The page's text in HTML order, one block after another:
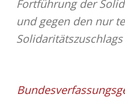
Fortführung der
und gegen den nur